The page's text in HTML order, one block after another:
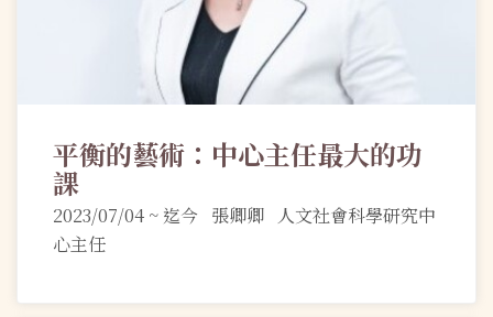
平衡的藝術：中心主任最大的功
課
2023/07/04 ~ 迄今 張卿卿 人文社會科學研究中
心主任